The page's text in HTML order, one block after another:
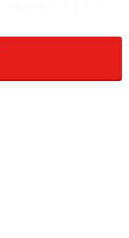
て学ぶ子の保護者が
た。